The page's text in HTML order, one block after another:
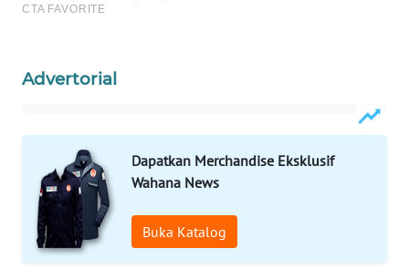
Advertorial
Dapatkan Merchandise Eksklusif
Wahana News
Buka Katalog
TRAVEL
TV
WAHANANEWS
CO ID
WAHANANEWS